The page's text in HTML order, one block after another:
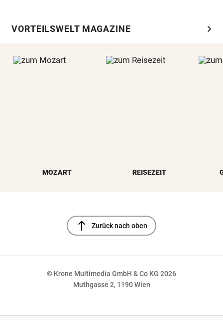
VORTEILSWELT MAGAZINE chevron_right
MOZART REISEZEIT
north Zurück nach oben
© Krone Multimedia GmbH & Co KG 2026
Muthgasse 2, 1190 Wien
NaN%